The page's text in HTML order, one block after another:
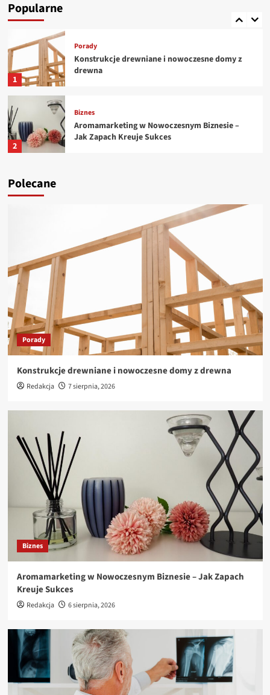
Popularne
5
1
Porady
Konstrukcje drewniane i nowoczesne domy z
drewna
2
Biznes
Aromamarketing w Nowoczesnym Biznesie –
Jak Zapach Kreuje Sukces
4
Porady
Centrum Diagnostyki Obrazowej w Gorlicach –
nowoczesne wsparcie dla Twojego zdrowia
Porady
Nowoczesne rozwiązania technologiczne w
przemyśle – jak wybrać najlepsze?
1
Konstrukcje drewniane i nowoczesne domy z
Biznes
Aromamarketing w Nowoczesnym Biznesie –
Porady
Profesjonalna diagnostyka obrazowa w
Gorlicach – dlaczego warto?
Porady
nowoczesne wsparcie dla Twojego zdrowia
Porady
Nowoczesne rozwiązania technologiczne w
przemyśle – jak wybrać najlepsze?
Polecane
Porady
Konstrukcje drewniane i nowoczesne domy z drewna
Redakcja 7 sierpnia, 2026
Biznes
Aromamarketing w Nowoczesnym Biznesie – Jak Zapach
Kreuje Sukces
Redakcja 6 sierpnia, 2026